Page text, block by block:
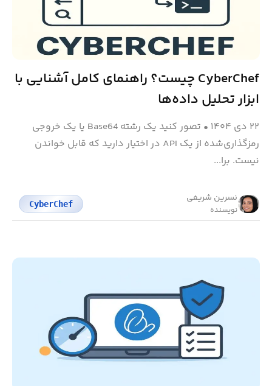
CyberChef چیست؟ راهنمای کامل آشنایی با
ابزار تحلیل داده‌ها
۲۲ دی ۱۴۰۴ •
تصور کنید یک رشته Base64 یا یک خروجی
رمزگذاری‌شده از یک API در اختیار دارید که قابل خواندن
نیست. برا...
نسرین شریفی
نویسنده
CyberChef